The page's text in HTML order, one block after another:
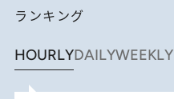
ランキング
HOURLYDAILYWEEKLY